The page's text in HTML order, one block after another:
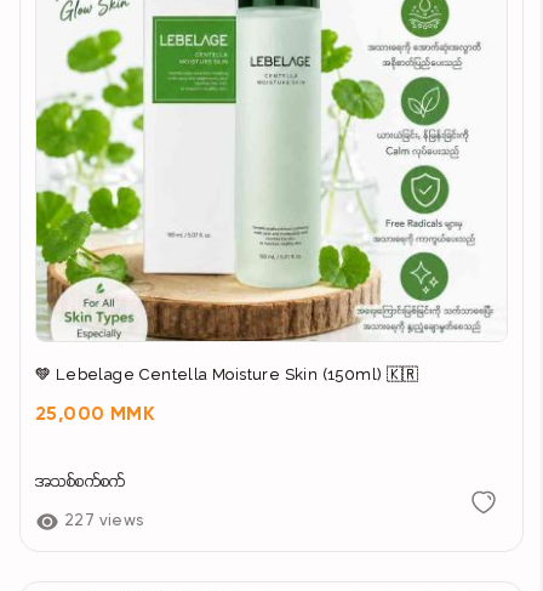
💚 Lebelage Centella Moisture Skin (150ml) 🇰🇷
25,000 MMK
အသစ်စက်စက်
227 views